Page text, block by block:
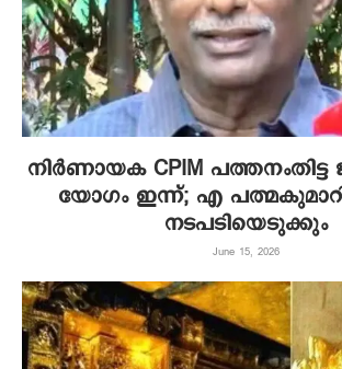
നിർണായക CPIM പത്തനംതിട്ട
യോഗം ഇന്ന്; എ
നടപടിയെടുക്കും
June 15, 2026